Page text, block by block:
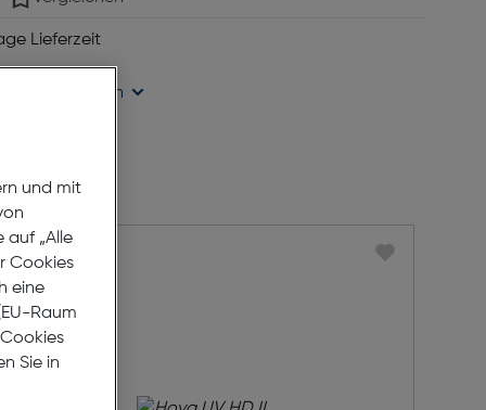
Lieferzeit
prüfen
und mit
auf „Alle
Cookies
eine
Raum
Sie in